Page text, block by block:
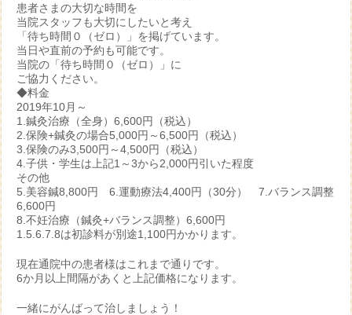
患者さまの大切な時間を
当院スタッフも大切にしたいと考え
「待ち時間０（ゼロ）」を掲げています。
当日や直前の予約も可能です。
当院の「待ち時間０（ゼロ）」に
ご協力ください。
◆料金
2019年10月～
1.鍼灸治療（全身）6,600円（税込）
2.保険+鍼灸の場合5,000円～6,500円（税込）
3.保険のみ3,500円～4,500円（税込）
4.子供・学生は上記1～3から2,000円引いた程度
その他
5.美容鍼8,800円 6.運動療法4,400円（30分） 7.バランス調整
6,600円
8.不妊治療（鍼灸+バランス調整）6,600円
1.5.6.7.8は初診料が別途1,100円かかります。
現在通院中の患者様はこれまで通りです。
6か月以上間隔があくと上記価格になります。
一緒にがんばって治しましょう！